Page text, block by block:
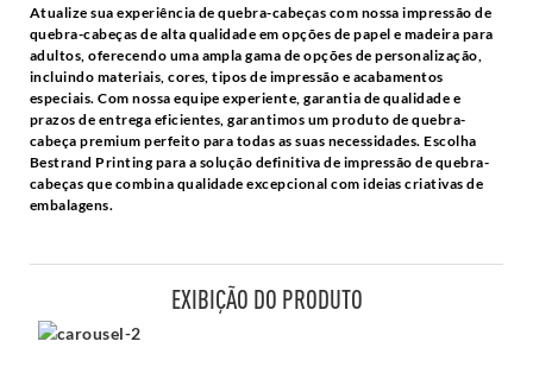
Atualize sua experiência de quebra-cabeças com nossa impressão de
quebra-cabeças de alta qualidade em opções de papel e madeira para
adultos, oferecendo uma ampla gama de opções de personalização,
incluindo materiais, cores, tipos de impressão e acabamentos
especiais. Com nossa equipe experiente, garantia de qualidade e
prazos de entrega eficientes, garantimos um produto de quebra-
cabeça premium perfeito para todas as suas necessidades. Escolha
Bestrand Printing para a solução definitiva de impressão de quebra-
cabeças que combina qualidade excepcional com ideias criativas de
embalagens.
EXIBIÇÃO DO PRODUTO